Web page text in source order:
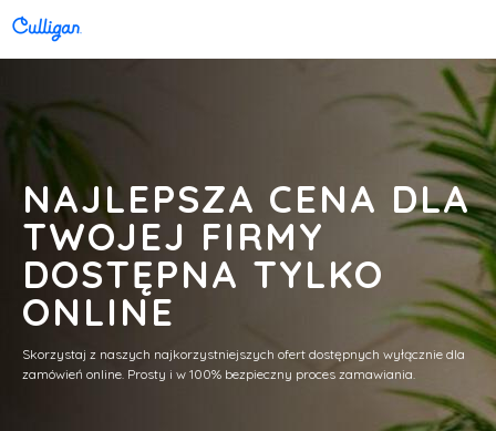
NAJLEPSZA CENA DLA
TWOJEJ FIRMY
DOSTĘPNA TYLKO
ONLINE
Skorzystaj z naszych najkorzystniejszych ofert dostępnych wyłącznie dla
zamówień online. Prosty i w 100% bezpieczny proces zamawiania.